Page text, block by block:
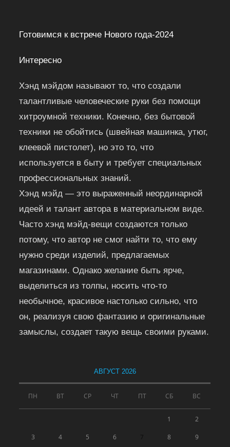
Готовимся к встрече Нового года-2024
Интересно
Хэнд мэйдом называют то, что создали
талантливые человеческие руки без помощи
хитроумной техники. Конечно, без бытовой
техники не обойтись (швейная машинка, утюг,
клеевой пистолет), но это то, что
используется в быту и требует специальных
профессиональных знаний.
Хэнд мэйд — это выраженный неординарной
идеей и талант автора в материальном виде.
Часто хэнд мэйд-вещи создаются только
потому, что автор не смог найти то, что ему
нужно среди изделий, предлагаемых
магазинами. Однако желание быть ярче,
выделиться из толпы, носить что-то
необычное, красивое настолько сильно, что
он, реализуя свою фантазию и оригинальные
замыслы, создает такую вещь своими руками.
АВГУСТ 2026
ПН ВТ СР ЧТ ПТ СБ ВС
1 2
3 4 5 6 8 9